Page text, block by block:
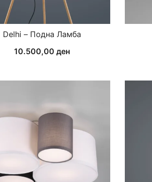
Delhi – Подна Ламба
10.500,00ден